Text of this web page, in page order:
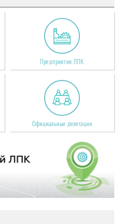
Предприятия ЛПК
Официальные делегации